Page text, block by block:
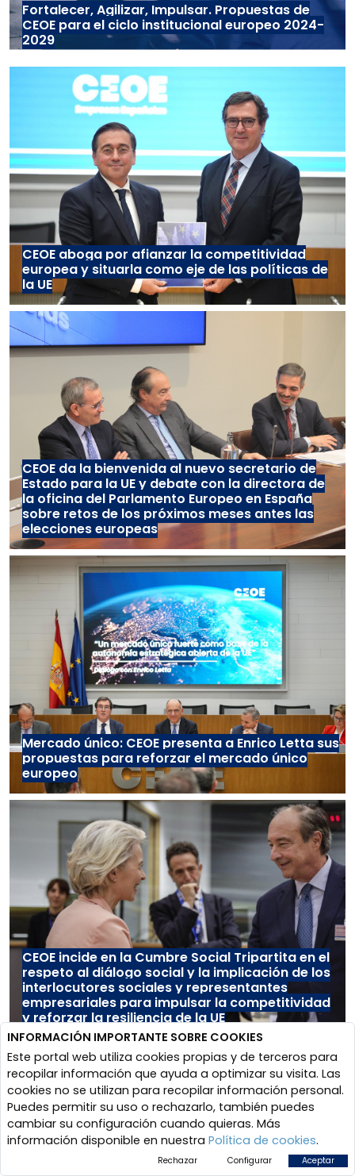
Fortalecer, Agilizar, Impulsar. Propuestas de
CEOE para el ciclo institucional europeo 2024-
2029
CEOE aboga por afianzar la competitividad
europea y situarla como eje de las políticas de
la UE
CEOE da la bienvenida al nuevo secretario de
Estado para la UE y debate con la directora de
la oficina del Parlamento Europeo en España
sobre retos de los próximos meses antes las
elecciones europeas
Mercado único: CEOE presenta a Enrico Letta sus
propuestas para reforzar el mercado único
europeo
CEOE incide en la Cumbre Social Tripartita en el
respeto al diálogo social y la implicación de los
interlocutores sociales y representantes
empresariales para impulsar la competitividad
y reforzar la resiliencia de la UE
INFORMACIÓN IMPORTANTE SOBRE COOKIES
Este portal web utiliza cookies propias y de terceros para
recopilar información que ayuda a optimizar su visita. Las
cookies no se utilizan para recopilar información personal.
Puedes permitir su uso o rechazarlo, también puedes
cambiar su configuración cuando quieras. Más
información disponible en nuestra Política de cookies.
Rechazar Configurar Aceptar